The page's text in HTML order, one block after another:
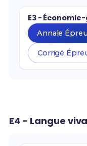
E3 -
Annale
Corrigé
E4 - Langue